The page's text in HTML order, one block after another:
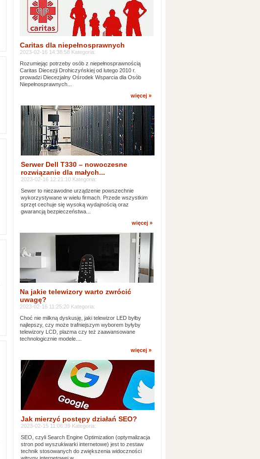
Caritas dla niepełnosprawnych
2023-02-16 14:38:58 Kategoria:
Rozumiejąc potrzeby osób z niepełnosprawnością
Caritas Diecezji Drohiczyńskiej od lutego 2010 r.
prowadzi Diecezjalny Ośrodek Wsparcia dla Osób
Niepełnosprawnych...
więcej »
Serwer Dell T330 – nowoczesne
rozwiązanie dla małych...
2023-02-16 12:21:10 Kategoria:
Sewer to niezawodne urządzenie powszechnie
wykorzystywane w wielu firmach. Przede wszystkim
sprzęt cechuje się wysoką wydajnością oraz
gwarancją bezpieczeństwa...
więcej »
Na jakie telewizory warto zwrócić
uwagę?
2023-02-16 11:25:20 Kategoria:
Choć nie milkną dyskusję, jaki telewizor LED byłby
najlepszy, czy może trafniejszym wyborem byłyby
telewizory LCD, plazma czy też zaawansowane
technologicznie modele....
więcej »
Jak mierzyć postępy działań SEO?
2023-02-15 11:06:39 Kategoria:
SEO, czyli Search Engine Optimization (optymalizacja
stron pod wyszukiwarki internetowe) jest to zestaw
technik stosowanych do zwiększenia widoczności